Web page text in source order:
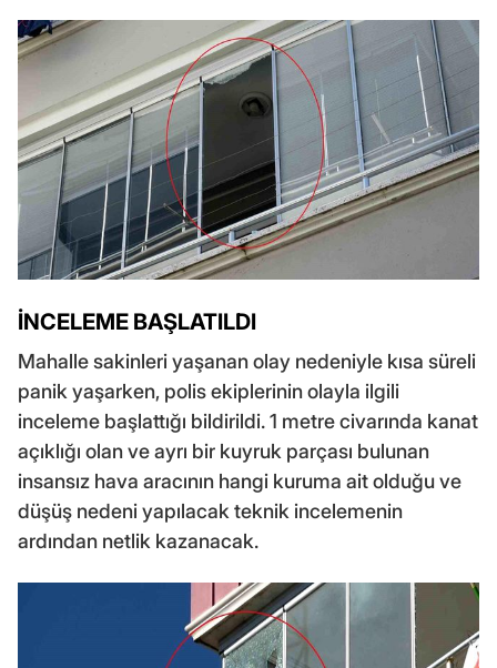
İNCELEME BAŞLATILDI
Mahalle sakinleri yaşanan olay nedeniyle kısa süreli
panik yaşarken, polis ekiplerinin olayla ilgili
inceleme başlattığı bildirildi. 1 metre civarında kanat
açıklığı olan ve ayrı bir kuyruk parçası bulunan
insansız hava aracının hangi kuruma ait olduğu ve
düşüş nedeni yapılacak teknik incelemenin
ardından netlik kazanacak.